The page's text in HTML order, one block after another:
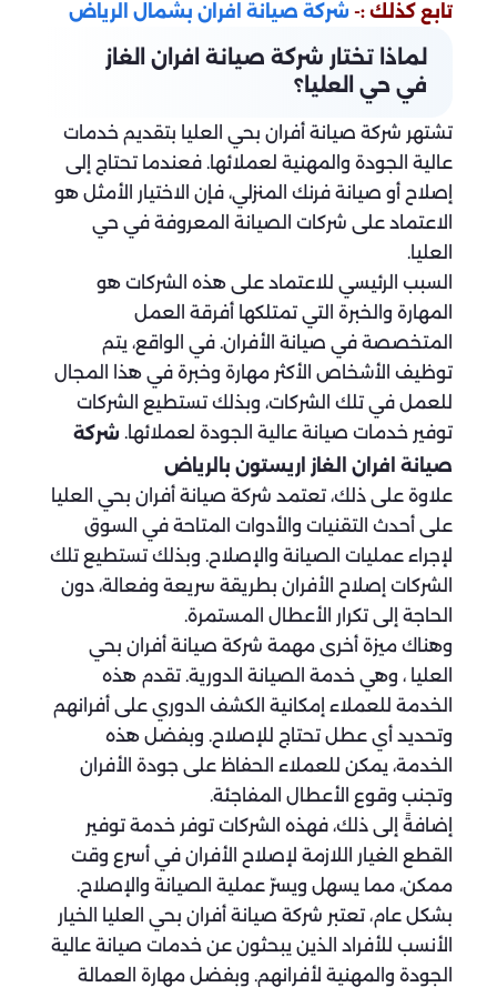
تابع كذلك :- شركة صيانة افران بشمال الرياض
لماذا تختار شركة صيانة افران الغاز
في حي العليا؟
تشتهر شركة صيانة أفران بحي العليا بتقديم خدمات
عالية الجودة والمهنية لعملائها. فعندما تحتاج إلى
إصلاح أو صيانة فرنك المنزلي، فإن الاختيار الأمثل هو
الاعتماد على شركات الصيانة المعروفة في حي
العليا.
السبب الرئيسي للاعتماد على هذه الشركات هو
المهارة والخبرة التي تمتلكها أفرقة العمل
المتخصصة في صيانة الأفران. في الواقع، يتم
توظيف الأشخاص الأكثر مهارة وخبرة في هذا المجال
للعمل في تلك الشركات، وبذلك تستطيع الشركات
توفير خدمات صيانة عالية الجودة لعملائها. شركة
صيانة افران الغاز اريستون بالرياض
علاوة على ذلك، تعتمد شركة صيانة أفران بحي العليا
على أحدث التقنيات والأدوات المتاحة في السوق
لإجراء عمليات الصيانة والإصلاح. وبذلك تستطيع تلك
الشركات إصلاح الأفران بطريقة سريعة وفعالة، دون
الحاجة إلى تكرار الأعطال المستمرة.
وهناك ميزة أخرى مهمة شركة صيانة أفران بحي
العليا ، وهي خدمة الصيانة الدورية. تقدم هذه
الخدمة للعملاء إمكانية الكشف الدوري على أفرانهم
وتحديد أي عطل تحتاج للإصلاح. وبفضل هذه
الخدمة، يمكن للعملاء الحفاظ على جودة الأفران
وتجنب وقوع الأعطال المفاجئة.
إضافةً إلى ذلك، فهذه الشركات توفر خدمة توفير
القطع الغيار اللازمة لإصلاح الأفران في أسرع وقت
ممكن، مما يسهل ويسرّ عملية الصيانة والإصلاح.
بشكل عام، تعتبر شركة صيانة أفران بحي العليا الخيار
الأنسب للأفراد الذين يبحثون عن خدمات صيانة عالية
الجودة والمهنية لأفرانهم. وبفضل مهارة العمالة